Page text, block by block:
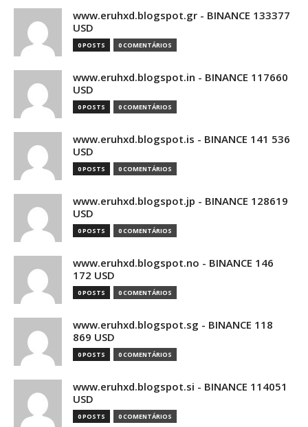
www.eruhxd.blogspot.gr - BINANCE 133377
USD
0 POSTS 0 COMENTÁRIOS
www.eruhxd.blogspot.in - BINANCE 117660
USD
0 POSTS 0 COMENTÁRIOS
www.eruhxd.blogspot.is - BINANCE 141 536
USD
0 POSTS 0 COMENTÁRIOS
www.eruhxd.blogspot.jp - BINANCE 128619
USD
0 POSTS 0 COMENTÁRIOS
www.eruhxd.blogspot.no - BINANCE 146
172 USD
0 POSTS 0 COMENTÁRIOS
www.eruhxd.blogspot.sg - BINANCE 118
869 USD
0 POSTS 0 COMENTÁRIOS
www.eruhxd.blogspot.si - BINANCE 114051
USD
0 POSTS 0 COMENTÁRIOS